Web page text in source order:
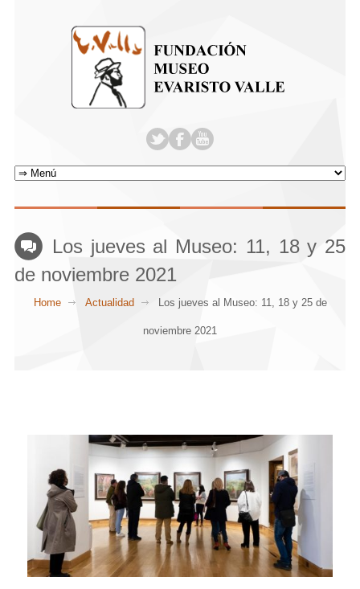
Los jueves al Museo: 11, 18 y 25
de noviembre 2021
Home Actualidad Los jueves al Museo: 11, 18 y 25 de
noviembre 2021